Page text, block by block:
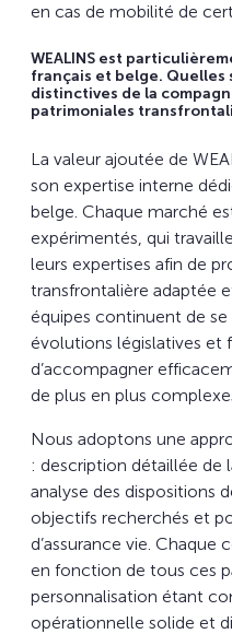
en cas de mobilité de
WEALINS est
français et belge. Quelles
distinctives de la
patrimoniales
La valeur ajoutée de
son expertise interne
belge. Chaque marché
expérimentés, qui
leurs expertises afin de
transfrontalière adaptée
équipes continuent de
évolutions législatives et
d’accompagner
de plus en plus
Nous adoptons une
: description détaillée de
analyse des dispositions
objectifs recherchés et
d’assurance vie.
en fonction de tous ces
personnalisation étant
opérationnelle solide et